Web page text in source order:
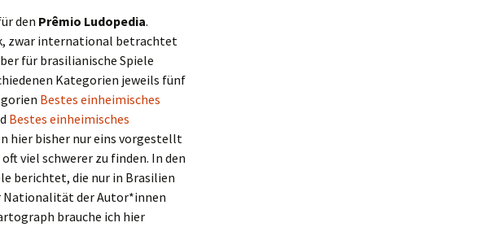
den Prêmio Ludopedia.
zwar international betrachtet
für brasilianische Spiele
Kategorien jeweils fünf
Bestes einheimisches
Bestes einheimisches
hier bisher nur eins vorgestellt
viel schwerer zu finden. In den
berichtet, die nur in Brasilien
Nationalität der Autor*innen
brauche ich hier